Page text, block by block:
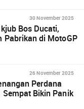
30 November 2025
Bos Ducati,
Pabrikan di MotoGP
26 November 2025
Perdana
Sempat Bikin Panik